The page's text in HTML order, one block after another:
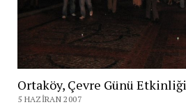
Ortaköy, Çevre Günü
5 HAZIRAN 2007